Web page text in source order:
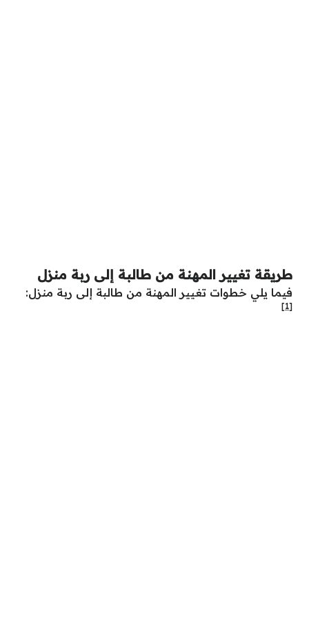
طريقة تغيير المهنة من طالبة إلى ربة منزل
فيما يلي خطوات تغيير المهنة من طالبة إلى ربة منزل:
[1]